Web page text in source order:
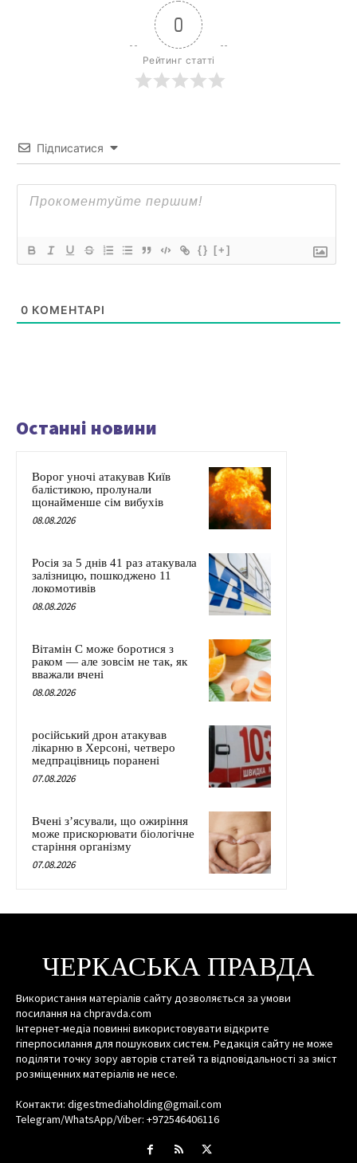
0
Рейтинг статті
Підписатися
{} [+]
0 КОМЕНТАРІ
Останні новини
Ворог уночі атакував Київ
балістикою, пролунали
щонайменше сім вибухів
08.08.2026
Росія за 5 днів 41 раз атакувала
залізницю, пошкоджено 11
локомотивів
08.08.2026
Вітамін C може боротися з
раком — але зовсім не так, як
вважали вчені
08.08.2026
російський дрон атакував
лікарню в Херсоні, четверо
медпрацівниць поранені
07.08.2026
Вчені з’ясували, що ожиріння
може прискорювати біологічне
старіння організму
07.08.2026
ЧЕРКАСЬКА ПРАВДА
Використання матеріалів сайту дозволяється за умови
посилання на chpravda.com
Інтернет-медіа повинні використовувати відкрите
гіперпосилання для пошукових систем. Редакція сайту не може
поділяти точку зору авторів статей та відповідальності за зміст
розміщенних матеріалів не несе.
Контакти: digestmediaholding@gmail.com
Telegram/WhatsApp/Viber: +972546406116